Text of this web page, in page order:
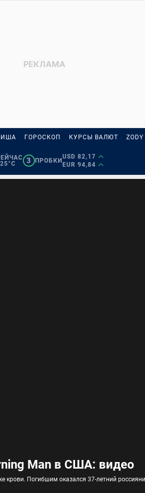
ГОРОСКОП КУРСЫ ВАЛЮТ ZODY
3 ПРОБКИ
USD 82,17
EUR 94,84
Man в США: видео
крови. Погибшим оказался 37-летний